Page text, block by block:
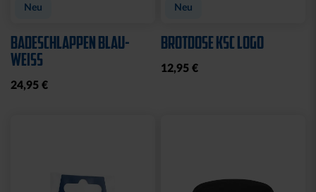
Neu
BADESCHLAPPEN BLAU-
WEISS
24,95 €
Neu
BROTDOSE KSC LOGO
12,95 €